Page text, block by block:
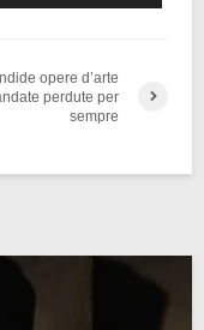
opere d’arte
perdute per
sempre